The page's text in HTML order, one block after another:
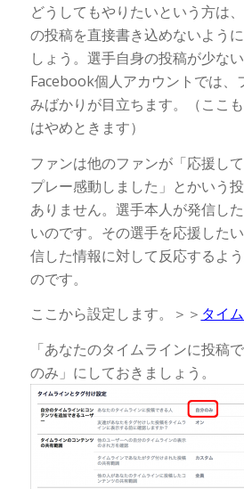
どうしてもやりたいという方は
の投稿を直接書き込めないよう
しょう。選手自身の投稿が少な
Facebook個人アカウントでは、
みばかりが目立ちます。（ここ
はやめときます）
ファンは他のファンが「応援し
プレー感動しました」とかいう
ありません。選手本人が発信し
いのです。その選手を応援した
信した情報に対して反応するよ
のです。
ここから設定します。＞＞ タイ
「あなたのタイムラインに投稿
のみ」にしておきましょう。